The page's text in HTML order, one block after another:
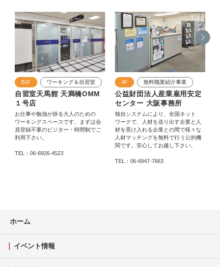
B1F ワーキング＆自習室
自習室天馬館 天満橋OMM
１号店
お仕事や勉強が捗る大人のための
ワーキングスペースです。まずは会
員登録不要のビジター・時間制でご
利用下さい。
TEL：06-6926-4523
4F 無料職業紹介事業
公益財団法人産業雇用安定
センター 大阪事務所
独自システムにより、全国ネット
ワークで、人材を送り出す企業と人
材を受け入れる企業との間で様々な
人材マッチングを無料で行う公的機
関です。安心してお越し下さい。
TEL：06-6947-7663
ホーム
イベント情報